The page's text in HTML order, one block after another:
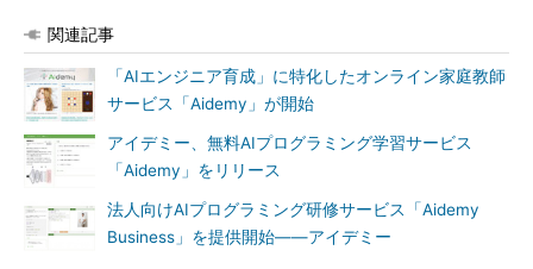
関連記事
「AIエンジニア育成」に特化したオンライン家庭教師
サービス「Aidemy」が開始
アイデミー、無料AIプログラミング学習サービス
「Aidemy」をリリース
法人向けAIプログラミング研修サービス「Aidemy
Business」を提供開始――アイデミー